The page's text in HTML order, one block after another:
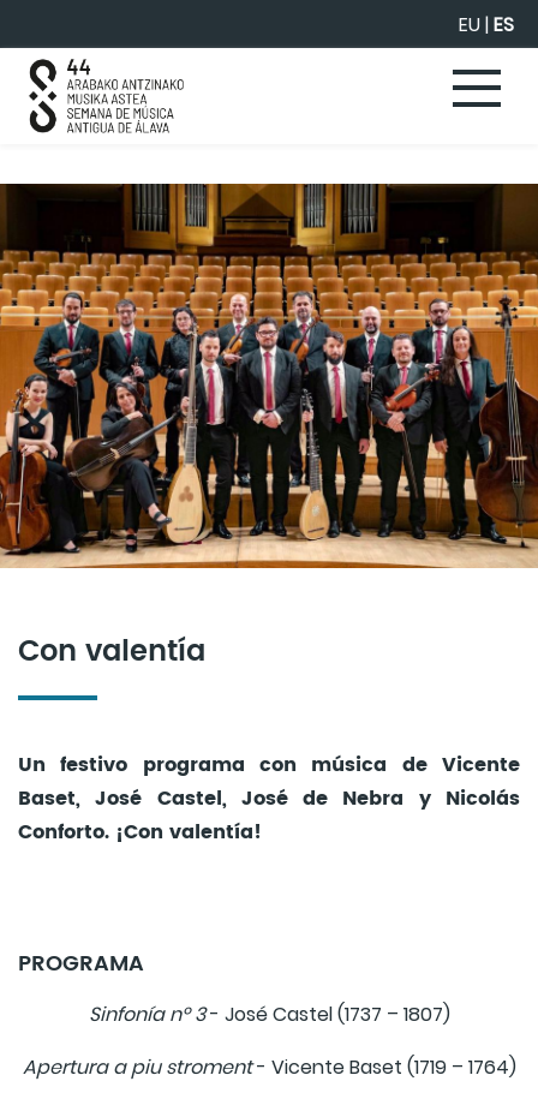
EU|ES
Con valentía
Un festivo programa con música de Vicente
Baset, José Castel, José de Nebra y Nicolás
Conforto. ¡Con valentía!
PROGRAMA
Sinfonía nº 3- José Castel (1737 – 1807)
Apertura a piu stroment- Vicente Baset (1719 – 1764)